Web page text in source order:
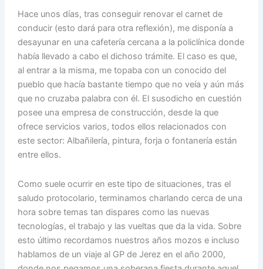
Hace unos días, tras conseguir renovar el carnet de
conducir (esto dará para otra reflexión), me disponía a
desayunar en una cafetería cercana a la policlínica donde
había llevado a cabo el dichoso trámite. El caso es que,
al entrar a la misma, me topaba con un conocido del
pueblo que hacía bastante tiempo que no veía y aún más
que no cruzaba palabra con él. El susodicho en cuestión
posee una empresa de construcción, desde la que
ofrece servicios varios, todos ellos relacionados con
este sector: Albañilería, pintura, forja o fontanería están
entre ellos.
Como suele ocurrir en este tipo de situaciones, tras el
saludo protocolario, terminamos charlando cerca de una
hora sobre temas tan dispares como las nuevas
tecnologías, el trabajo y las vueltas que da la vida. Sobre
esto último recordamos nuestros años mozos e incluso
hablamos de un viaje al GP de Jerez en el año 2000,